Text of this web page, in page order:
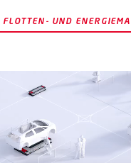
FLOTTEN- UND